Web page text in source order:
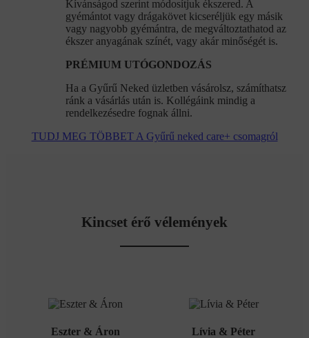
Kívánságod szerint módosítjuk ékszered. A
gyémántot vagy drágakövet kicseréljük egy másik
vagy nagyobb gyémántra, de megváltoztathatod az
ékszer anyagának színét, vagy akár minőségét is.
PRÉMIUM UTÓGONDOZÁS
Ha a Gyűrű Neked üzletben vásárolsz, számíthatsz
ránk a vásárlás után is. Kollégáink mindig a
rendelkezésedre fognak állni.
TUDJ MEG TÖBBET A Gyűrű neked care+ csomagról
Kincset érő vélemények
Eszter & Áron Lívia & Péter